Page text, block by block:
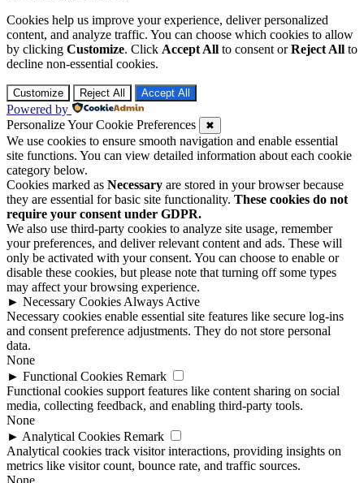
Cookies help us improve your experience, deliver personalized
content, and analyze traffic. You can choose which cookies to allow
by clicking Customize. Click Accept All to consent orReject All to
decline non-essential cookies.
Customize Reject All Accept All
Powered by
Personalize Your Cookie Preferences
✖
We use cookies to ensure smooth navigation and enable essential
site functions. You can view detailed information about each cookie
category below.
Cookies marked as Necessary are stored in your browser because
they are essential for basic site functionality. These cookies do not
require your consent under GDPR.
We also use third-party cookies to analyze site usage, remember
your preferences, and deliver relevant content and ads. These will
only be activated with your consent. You can choose to enable or
disable these cookies, but please note that turning off some types
may affect your browsing experience.
► Necessary Cookies Always Active
Necessary cookies enable essential site features like secure log-ins
and consent preference adjustments. They do not store personal
data.
None
► Functional Cookies Remark
Functional cookies support features like content sharing on social
media, collecting feedback, and enabling third-party tools.
None
► Analytical Cookies Remark
Analytical cookies track visitor interactions, providing insights on
metrics like visitor count, bounce rate, and traffic sources.
None